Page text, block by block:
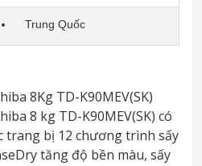
Trung Quốc
8Kg TD-K90MEV(SK)
8 kg TD-K90MEV(SK) có
trang bị 12 chương trình sấy
tăng độ bền màu, sấy